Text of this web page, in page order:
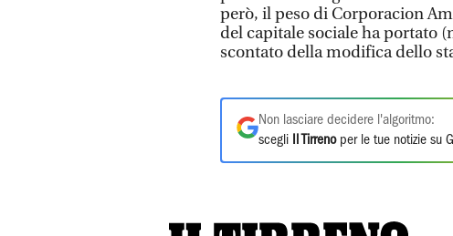
però, il peso di Corporacion
del capitale sociale ha portato
scontato della modifica dello
Non lasciare decidere l'algoritmo:
scegli
Il Tirrenoper le tue notizie su